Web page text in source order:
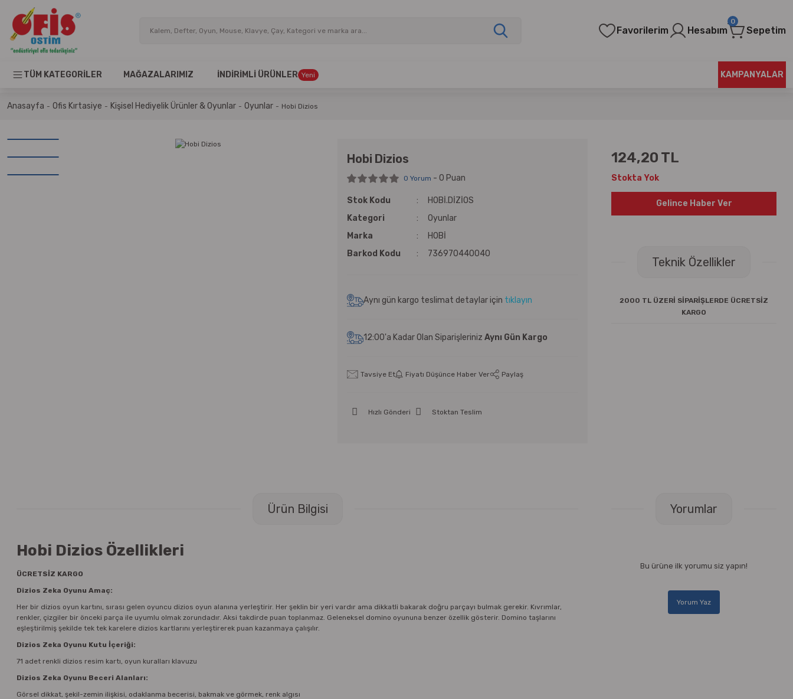
Favorilerim Hesabım Sepetim
0
TÜM KATEGORİLER MAĞAZALARIMIZ İNDİRİMLİ ÜRÜNLER Yeni KAMPANYALAR
Anasayfa Ofis Kırtasiye Kişisel Hediyelik Ürünler & Oyunlar Oyunlar Hobi Dizios
Hobi Dizios
0 Yorum - 0 Puan
Stok Kodu
HOBİ.DİZİOS
Kategori
Oyunlar
Marka
HOBİ
Barkod Kodu
736970440040
Aynı gün kargo teslimat detaylar için tıklayın
12:00'a Kadar Olan Siparişleriniz Aynı Gün Kargo
Tavsiye Et Fiyatı Düşünce Haber Ver Paylaş
Hızlı Gönderi Stoktan Teslim
124,20 TL
Stokta Yok
Gelince Haber Ver
Teknik Özellikler
2000 TL ÜZERİ SİPARİŞLERDE ÜCRETSİZ
KARGO
Ürün Bilgisi
Hobi Dizios Özellikleri
ÜCRETSİZ KARGO
Dizios Zeka Oyunu Amaç:
Her bir dizios oyun kartını, sırası gelen oyuncu dizios oyun alanına yerleştirir. Her şeklin bir yeri vardır ama dikkatli bakarak doğru parçayı bulmak gerekir. Kıvrımlar,
renkler, çizgiler bir önceki parça ile uyumlu olmak zorundadır. Aksi takdirde puan toplanmaz. Geleneksel domino oyununa benzer özellik gösterir. Domino taşlarını
eşleştirilmiş şekilde tek tek karelere dizios kartlarını yerleştirerek puan kazanmaya çalışılır.
Dizios Zeka Oyunu Kutu İçeriği:
71 adet renkli dizios resim kartı, oyun kuralları klavuzu
Dizios Zeka Oyunu Beceri Alanları:
Görsel dikkat, şekil-zemin ilişkisi, odaklanma becerisi, bakmak ve görmek, renk algısı
Yorumlar
Bu ürüne ilk yorumu siz yapın!
Yorum Yaz